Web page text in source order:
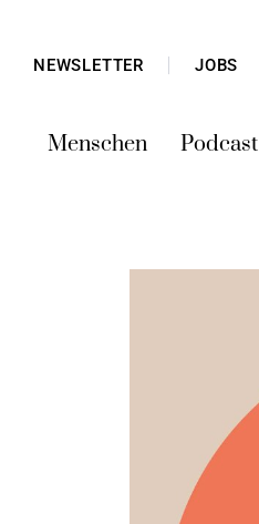
NEWSLETTER JOBS
Menschen Podcast